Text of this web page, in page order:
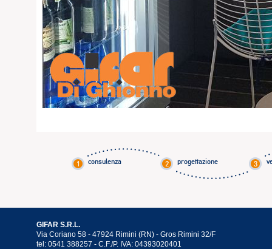
consulenza progettazione
GIFAR S.R.L.
Via Coriano 58 - 47924 Rimini (RN) - Gros Rimini 32/F
tel: 0541 388257 - C.F./P. IVA: 04393020401